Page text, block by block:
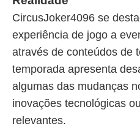
CircusJoker4096 se
experiência de jogo a
através de conteúdos de
temporada apresenta
algumas das mudanças
inovações tecnológicas
relevantes.